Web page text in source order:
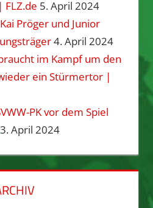
FLZ.de 5. April 2024
Pröger und Junior
4. April 2024
im Kampf um den
ein Stürmertor |
PK vor dem Spiel
3. April 2024